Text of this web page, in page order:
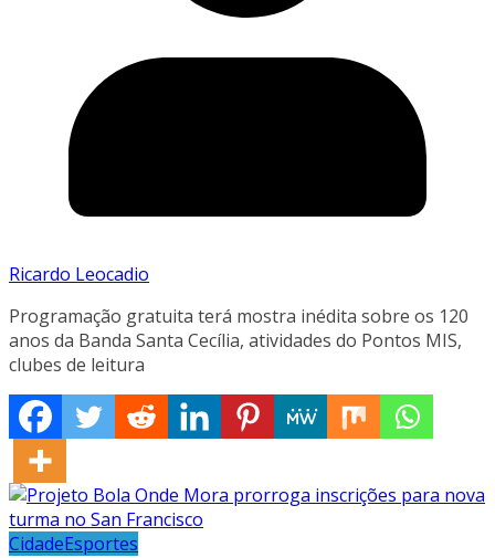
Ricardo Leocadio
Programação gratuita terá mostra inédita sobre os 120
anos da Banda Santa Cecília, atividades do Pontos MIS,
clubes de leitura
CidadeEsportes